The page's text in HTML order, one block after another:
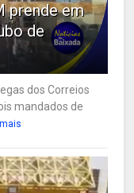
prende em
de
dos Correios
mandados de